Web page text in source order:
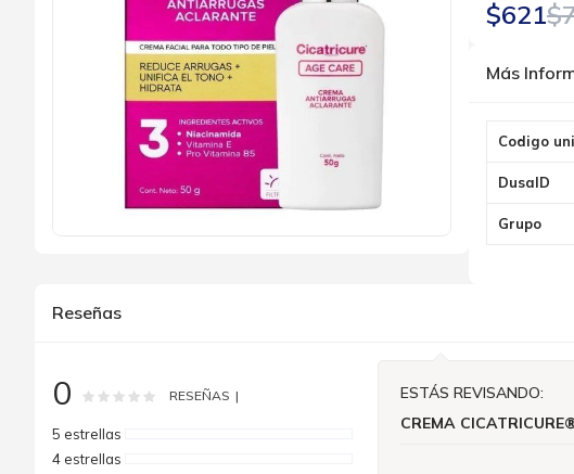
la
$621
Más
Información
Codigo
DusaID
Grupo
Reseñas
0 Rating: % of100
RESEÑAS
5 estrellas
4 estrellas
ESTÁS REVISANDO:
CREMA